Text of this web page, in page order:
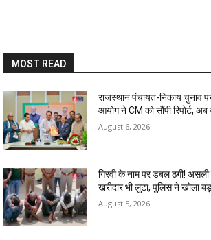
MOST READ
राजस्थान पंचायत-निकाय चुनाव
आयोग ने CM को सौंपी रिपोर्ट, अब
August 6, 2026
गिरवी के नाम पर डबल ठगी! असली
खरीदार भी लुटा, पुलिस ने खोला
August 5, 2026